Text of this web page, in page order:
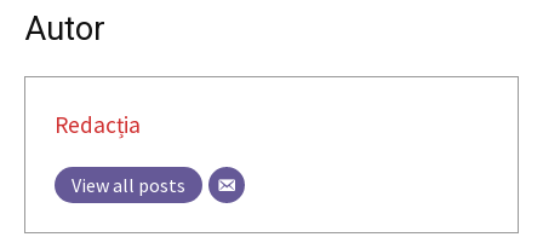
Autor
Redacția
View all posts